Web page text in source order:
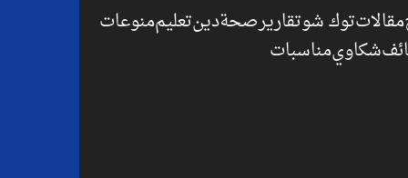
مقالاتتوك شوتقاريرصحةدينتعليممنوعات
شكاويمناسبات